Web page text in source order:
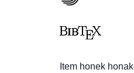
Item honek